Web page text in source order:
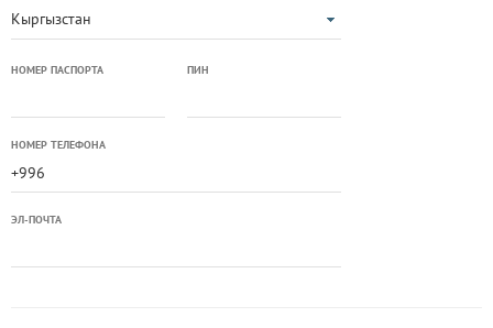
Кыргызстан
НОМЕР ПАСПОРТА ПИН
НОМЕР ТЕЛЕФОНА
ЭЛ-ПОЧТА